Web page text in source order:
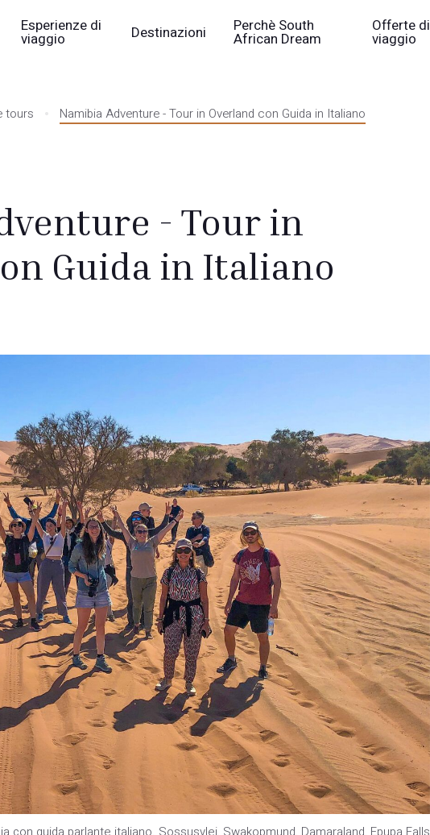
Esperienze di
viaggio Destinazioni Perchè South
African Dream
Offerte di
viaggio
tours Namibia Adventure - Tour in Overland con Guida in Italiano
- Tour in
Guida in Italiano